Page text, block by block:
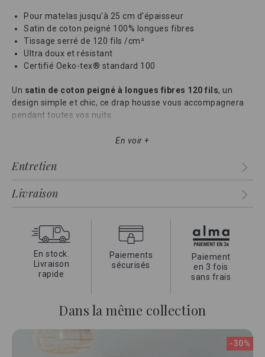
Pour matelas jusqu'à 25 cm d'épaisseur
Satin de coton peigné 100% longues fibres
Tissage serré de 120 fils /cm²
Ultra doux et résistant
Certifié Oeko-tex® standard 100
Un satin de coton peigné à longues fibres 120 fils, un
design simple et chic, ce drap housse vous accompagnera
pendant toutes vos nuits.
douceur du satinet son
En voir +
Entretien
Livraison
En stock.
Livraison
rapide
Paiements
sécurisés
Paiement
en 3 fois
sans frais
Dans la même collection
-30%